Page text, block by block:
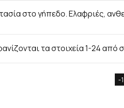
στο γήπεδο. Ελαφριές,
τα στοιχεία 1-24 από
-